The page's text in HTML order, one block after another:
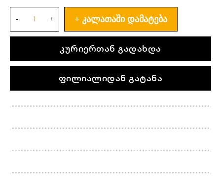
ᲙᲐᲚᲐᲗᲐᲨᲘ ᲓᲐᲛᲐᲢᲔᲑᲐ
კურიერთან გადახდა
ფილიალიდან გატანა